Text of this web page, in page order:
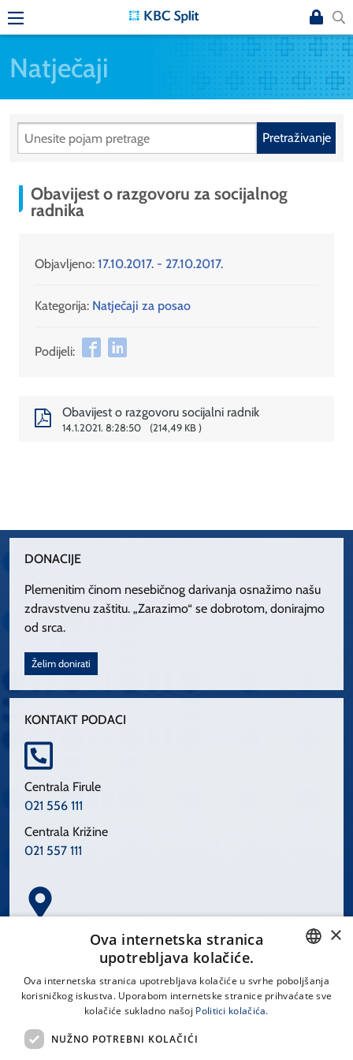
Natječaji
Pretraživanje
Obavijest o razgovoru za socijalnog
radnika
Objavljeno: 17.10.2017. - 27.10.2017.
Kategorija: Natječaji za posao
Podijeli:
Obavijest o razgovoru socijalni radnik
14.1.2021. 8:28:50 214,49 KB
DONACIJE
Plemenitim činom nesebičnog darivanja osnažimo našu
zdravstvenu zaštitu. „Zarazimo“ se dobrotom, donirajmo
od srca.
Želim donirati
KONTAKT PODACI
Centrala Firule
021 556 111
Centrala Križine
021 557 111
Spinčićeva 1, 21000 Split
CROATIAN
×
Ova internetska stranica
upotrebljava kolačiće.
Ova internetska stranica upotrebljava kolačiće u svrhe poboljšanja
korisničkog iskustva. Uporabom internetske stranice prihvaćate sve
kolačiće sukladno našoj Politici kolačića.
NUŽNO POTREBNI KOLAČIĆI